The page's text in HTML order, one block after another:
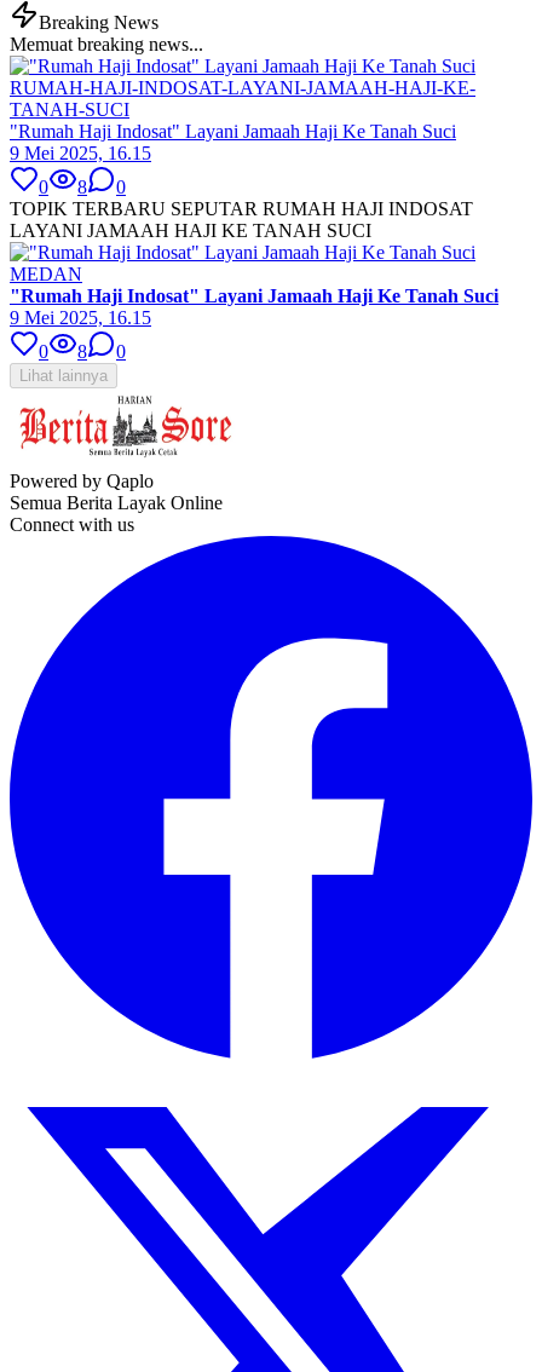
Breaking News
Memuat breaking news...
RUMAH-HAJI-INDOSAT-LAYANI-JAMAAH-HAJI-KE-
TANAH-SUCI
"Rumah Haji Indosat" Layani Jamaah Haji Ke Tanah Suci
9 Mei 2025, 16.15
0
8
0
TOPIK TERBARU SEPUTAR RUMAH HAJI INDOSAT
LAYANI JAMAAH HAJI KE TANAH SUCI
MEDAN
"Rumah Haji Indosat" Layani Jamaah Haji Ke Tanah Suci
9 Mei 2025, 16.15
0
8 0
Lihat lainnya
Powered by Qaplo
Semua Berita Layak Online
Connect with us